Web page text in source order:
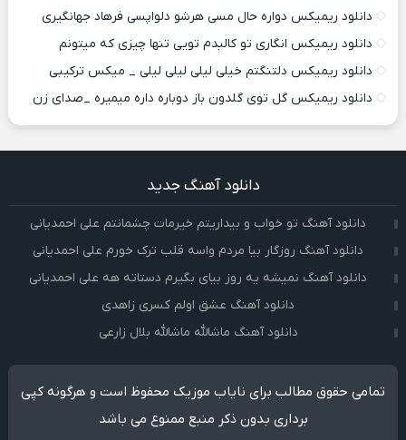
دانلود ریمیکس دواره حال مسی هرشو دلواپسی فرهاد جهانگیری
دانلود ریمیکس انگاری تو کالبدم تویی تنها چیزی که میتونم
دانلود ریمیکس دلتنگتم خیلی لیلی لیلی لیلی _ میکس ترکیبی
دانلود ریمیکس گل توی گلدون باز دوباره داره میمیره _صدای زن
دانلود آهنگ جدید
دانلود آهنگ تو خواب و بیداریتم خیرمات چشمانتم علی احمدیانی
دانلود آهنگ روزگار بیا مردم واسه قلب ترک خورم علی احمدیانی
دانلود آهنگ نمیشه یه روز بیای بگیرم دستاته هه علی احمدیانی
دانلود آهنگ عشق اولم کسری زاهدی
دانلود آهنگ ماشالله ماشالله بلال زارعی
تمامی حقوق مطالب برای نایاب موزیک محفوظ است و هرگونه کپی
برداری بدون ذکر منبع ممنوع می باشد